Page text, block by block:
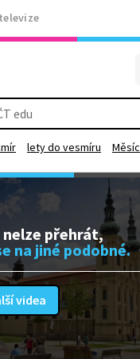
lety do vesmíru Měsíc
přehrát,
na jiné podobné.
videa